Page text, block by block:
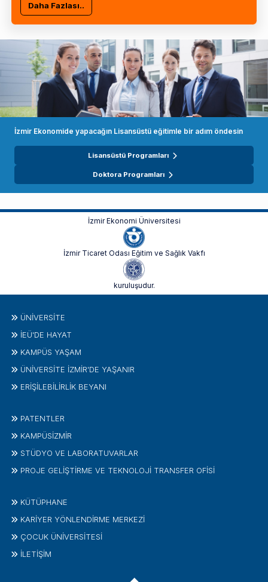
Daha Fazlası..
İzmir Ekonomide yapacağın Lisansüstü eğitimle bir adım öndesin
Lisansüstü Programları
Doktora Programları
İzmir Ekonomi Üniversitesi
İzmir Ticaret Odası Eğitim ve Sağlık Vakfı
kuruluşudur.
ÜNIVERSITE
İEÜ'DE HAYAT
KAMPÜS YAŞAM
ÜNİVERSİTE İZMİR'DE YAŞANIR
ERİŞİLEBİLİRLİK BEYANI
PATENTLER
KAMPÜSİZMIR
STÜDYO VE LABORATUVARLAR
PROJE GELIŞTIRME VE TEKNOLOJI TRANSFER OFISI
KÜTÜPHANE
KARİYER YÖNLENDİRME MERKEZİ
ÇOCUK ÜNIVERSITESI
İLETIŞIM